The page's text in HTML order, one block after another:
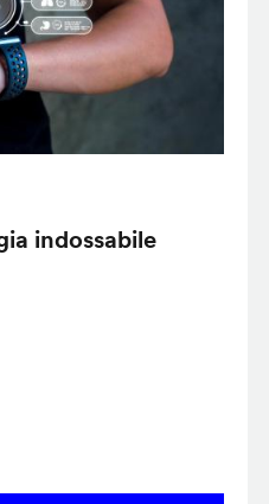
indossabile